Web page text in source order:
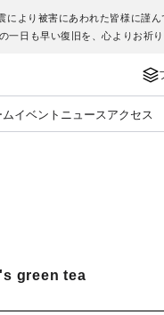
により被害にあわれた皆様に謹
一日も早い復旧を、心よりお祈り
ムイベント ニュース アクセス
ス
green tea